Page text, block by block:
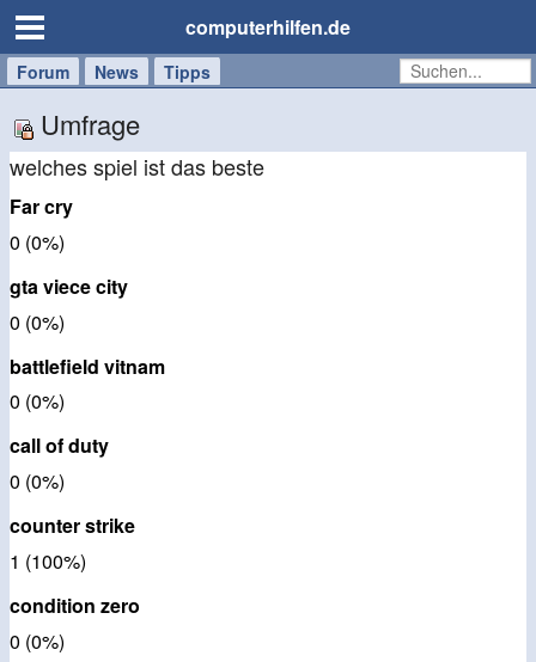
computerhilfen.de
Forum News Tipps
Handy
Tablet
Windows
Mac
Umfrage
welches spiel ist das beste
Far cry
0 (0%)
gta viece city
0 (0%)
battlefield vitnam
0 (0%)
call of duty
0 (0%)
counter strike
1 (100%)
condition zero
0 (0%)